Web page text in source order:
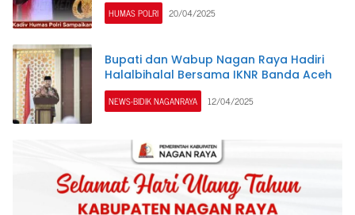
HUMAS POLRI 20/04/2025
Bupati dan Wabup Nagan Raya Hadiri
Halalbihalal Bersama IKNR Banda Aceh
NEWS-BIDIK NAGANRAYA 12/04/2025